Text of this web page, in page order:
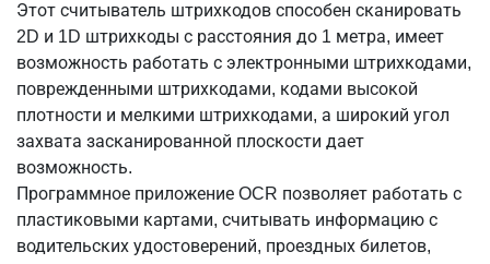
Этот считыватель штрихкодов способен сканировать
2D и 1D штрихкоды с расстояния до 1 метра, имеет
возможность работать с электронными штрихкодами,
поврежденными штрихкодами, кодами высокой
плотности и мелкими штрихкодами, а широкий угол
захвата засканированной плоскости дает
возможность.
Программное приложение OCR позволяет работать с
пластиковыми картами, считывать информацию с
водительских удостоверений, проездных билетов,